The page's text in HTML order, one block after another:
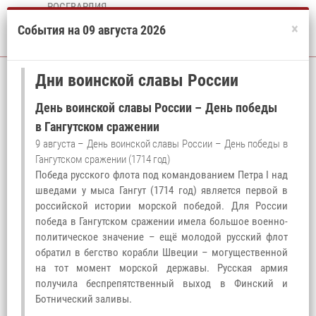
РОСГВАРДИЯ
национальной гвардии Российской
НОВОСТИ
В ВОЛОГДЕ ОПРЕДЕЛИЛИСЬ ПОБЕДИТЕЛИ И
ПРИЗЕРЫ ЧЕМПИОНАТОВ СЕВЕРО-ЗАПАДНОГО
×
События на 09 августа 2026
Дни воинской славы России
День воинской славы России – День победы
в Гангутском сражении
9 августа – День воинской славы России – День победы в
Гангутском сражении (1714 год)
Победа русского флота под командованием Петра I над
шведами у мыса Гангут (1714 год) является первой в
российской истории морской победой. Для России
победа в Гангутском сражении имела большое военно-
политическое значение – ещё молодой русский флот
обратил в бегство корабли Швеции – могущественной
на тот момент морской державы. Русская армия
получила беспрепятственный выход в Финский и
Ботнический заливы.